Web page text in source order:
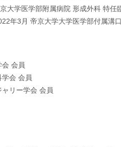
大学医学部附属病院 形成外科 特任
年3月 帝京大学大学医学部付属溝
会 会員
会 会員
リー学会 会員